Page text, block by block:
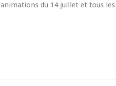
du 14 juillet et tous les